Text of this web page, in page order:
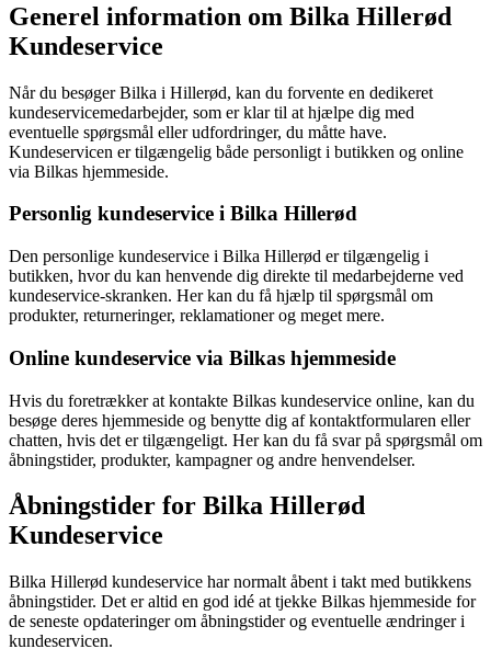
Generel information om Bilka Hillerød
Kundeservice
Når du besøger Bilka i Hillerød, kan du forvente en dedikeret
kundeservicemedarbejder, som er klar til at hjælpe dig med
eventuelle spørgsmål eller udfordringer, du måtte have.
Kundeservicen er tilgængelig både personligt i butikken og online
via Bilkas hjemmeside.
Personlig kundeservice i Bilka Hillerød
Den personlige kundeservice i Bilka Hillerød er tilgængelig i
butikken, hvor du kan henvende dig direkte til medarbejderne ved
kundeservice-skranken. Her kan du få hjælp til spørgsmål om
produkter, returneringer, reklamationer og meget mere.
Online kundeservice via Bilkas hjemmeside
Hvis du foretrækker at kontakte Bilkas kundeservice online, kan du
besøge deres hjemmeside og benytte dig af kontaktformularen eller
chatten, hvis det er tilgængeligt. Her kan du få svar på spørgsmål om
åbningstider, produkter, kampagner og andre henvendelser.
Åbningstider for Bilka Hillerød
Kundeservice
Bilka Hillerød kundeservice har normalt åbent i takt med butikkens
åbningstider. Det er altid en god idé at tjekke Bilkas hjemmeside for
de seneste opdateringer om åbningstider og eventuelle ændringer i
kundeservicen.